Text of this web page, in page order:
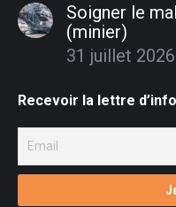
Soigner le
(minier)
31 juillet 2026
Recevoir la lettre